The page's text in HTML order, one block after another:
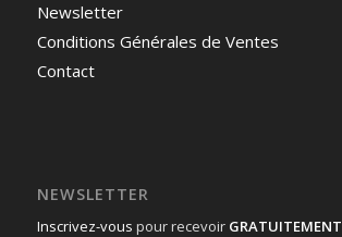
Newsletter
Conditions Générales de Ventes
Contact
NEWSLETTER
Inscrivez-vous pour recevoir GRATUITEMENT